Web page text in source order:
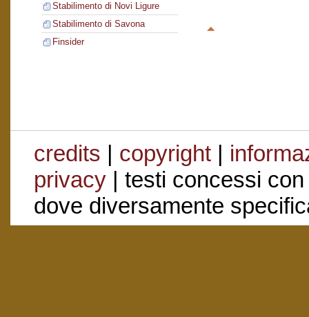
Stabilimento di Novi Ligure
Stabilimento di Savona
Finsider
credits | copyright|
privacy| testi concessi
dove diversamente